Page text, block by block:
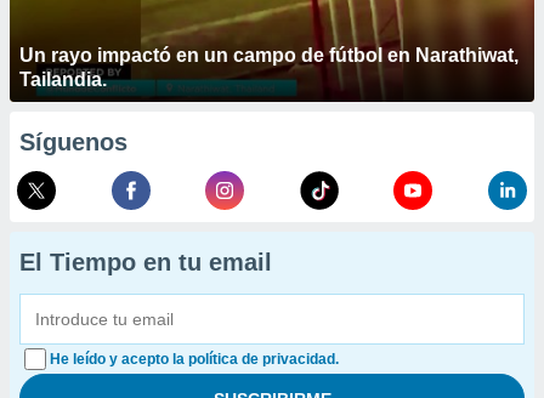
Un rayo impactó en un campo de fútbol en Narathiwat,
Tailandia.
Síguenos
El Tiempo en tu email
He leído y acepto la política de privacidad.